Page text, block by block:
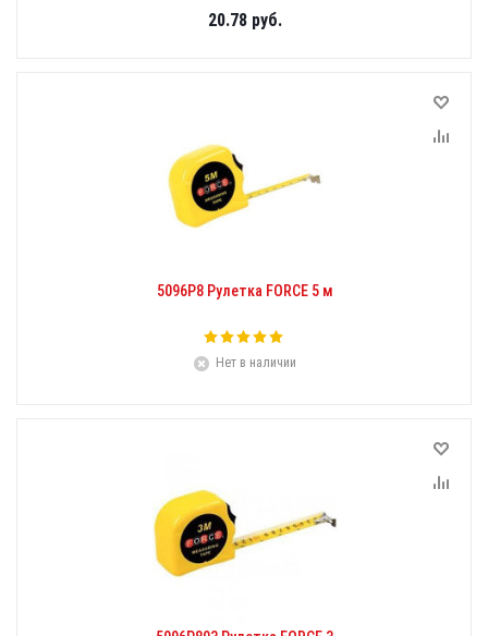
20.78руб.
5096Р8 Рулетка FORCE 5 м
Нет в наличии